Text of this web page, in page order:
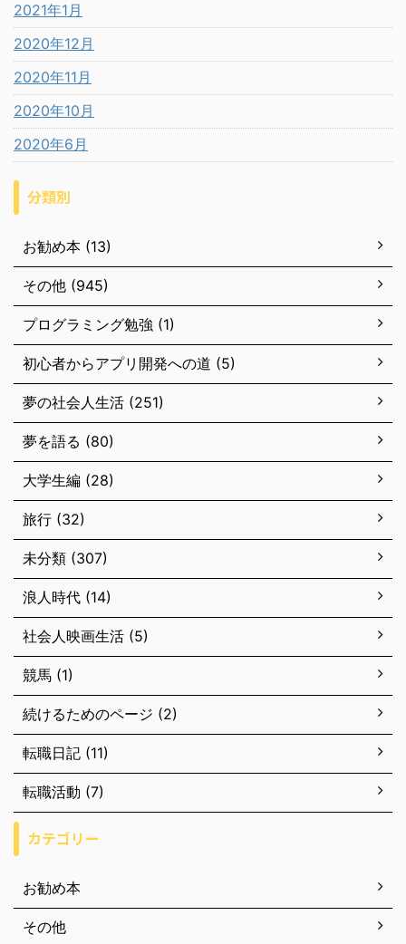
2021年1月
2020年12月
2020年11月
2020年10月
2020年6月
分類別
お勧め本 (13)
その他 (945)
プログラミング勉強 (1)
初心者からアプリ開発への道 (5)
夢の社会人生活 (251)
夢を語る (80)
大学生編 (28)
旅行 (32)
未分類 (307)
浪人時代 (14)
社会人映画生活 (5)
競馬 (1)
続けるためのページ (2)
転職日記 (11)
転職活動 (7)
カテゴリー
お勧め本
その他